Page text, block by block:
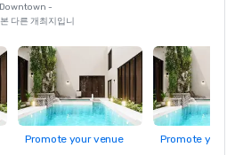
-
다른 개최지입니
Promote your venue Promote your